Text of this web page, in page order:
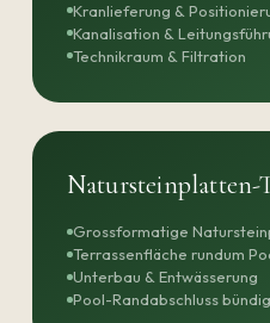
Kranlieferung &
Kanalisation &
Technikraum & Filtration
Natursteinplatten-
Grossformatige
Terrassenfläche rundum
Unterbau & Entwässerung
Pool-Randabschluss bündig